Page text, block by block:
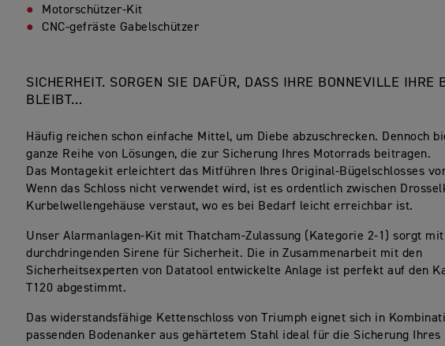
Motorschützer-Kit
CNC-gefräste Gabelschützer
SICHERHEIT. SORGEN SIE DAFÜR, DASS IHRE BONNEVILLE IHRE
BLEIBT…
Häufig reichen schon einfache Mittel, um Diebe abzuschrecken. Dennoch
ganze Reihe von Lösungen, die zur Sicherung Ihres Motorrads beitragen.
Das Montagekit erleichtert das Mitführen Ihres Original-Bügelschlosses
Wenn das Schloss nicht verwendet wird, ist es ordentlich zwischen
Kurbelwellengehäuse verstaut, wo es bei Bedarf leicht erreichbar ist.
Unser Alarmanlagen-Kit mit Thatcham-Zulassung (Kategorie 2-1) sorgt
durchdringenden Sirene für Sicherheit. Die in Zusammenarbeit mit den
Sicherheitsexperten von Datatool entwickelte Anlage ist perfekt auf den
T120 abgestimmt.
Das widerstandsfähige Kettenschloss von Triumph eignet sich in
passenden Bodenanker aus gehärtetem Stahl ideal für die Sicherung